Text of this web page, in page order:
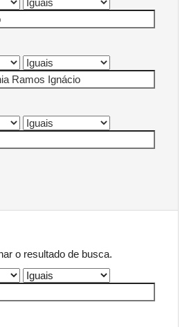
o resultado de busca.